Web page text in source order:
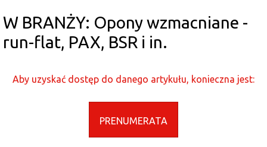
W BRANŻY: Opony wzmacniane -
run-flat, PAX, BSR i in.
Aby uzyskać dostęp do danego artykułu, konieczna jest:
PRENUMERATA